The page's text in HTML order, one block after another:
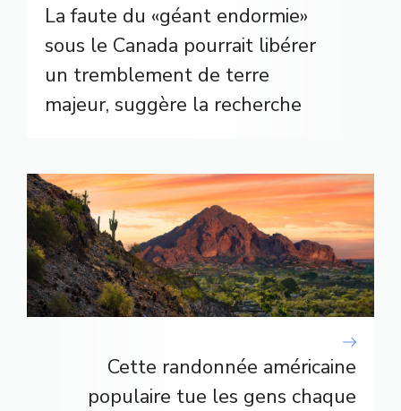
La faute du «géant endormie»
sous le Canada pourrait libérer
un tremblement de terre
majeur, suggère la recherche
Cette randonnée américaine
populaire tue les gens chaque